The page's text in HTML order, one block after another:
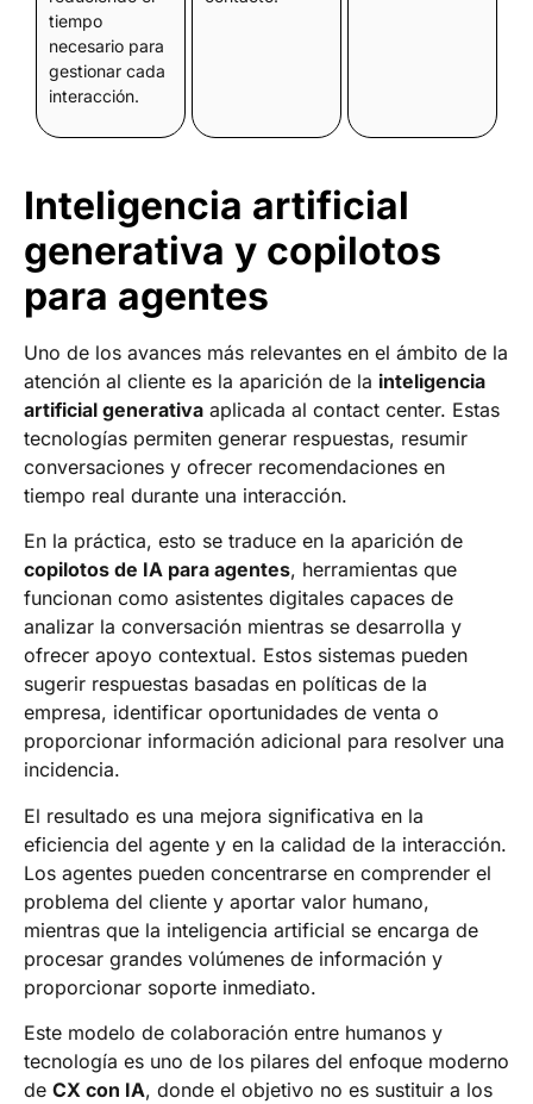
tiempo
necesario para
gestionar cada
interacción.
Inteligencia artificial
generativa y copilotos
para agentes
Uno de los avances más relevantes en el ámbito de la
atención al cliente es la aparición de la inteligencia
artificial generativa aplicada al contact center. Estas
tecnologías permiten generar respuestas, resumir
conversaciones y ofrecer recomendaciones en
tiempo real durante una interacción.
En la práctica, esto se traduce en la aparición de
copilotos de IA para agentes, herramientas que
funcionan como asistentes digitales capaces de
analizar la conversación mientras se desarrolla y
ofrecer apoyo contextual. Estos sistemas pueden
sugerir respuestas basadas en políticas de la
empresa, identificar oportunidades de venta o
proporcionar información adicional para resolver una
incidencia.
El resultado es una mejora significativa en la
eficiencia del agente y en la calidad de la interacción.
Los agentes pueden concentrarse en comprender el
problema del cliente y aportar valor humano,
mientras que la inteligencia artificial se encarga de
procesar grandes volúmenes de información y
proporcionar soporte inmediato.
Este modelo de colaboración entre humanos y
tecnología es uno de los pilares del enfoque moderno
de CX con IA, donde el objetivo no es sustituir a los